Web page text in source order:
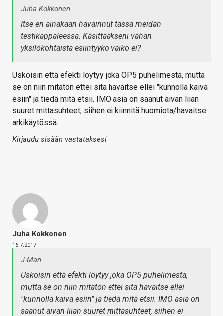
Juha Kokkonen
Itse en ainakaan havainnut tässä meidän
testikappaleessa. Käsittääkseni vähän
yksilökohtaista esiintyykö vaiko ei?
Uskoisin että efekti löytyy joka OP5 puhelimesta, mutta
se on niin mitätön ettei sitä havaitse ellei "kunnolla kaiva
esiin" ja tiedä mitä etsii. IMO asia on saanut aivan liian
suuret mittasuhteet, siihen ei kiinnitä huomiota/havaitse
arkikäytössä.
Kirjaudu sisään vastataksesi
Juha Kokkonen
16.7.2017
J-Man
Uskoisin että efekti löytyy joka OP5 puhelimesta,
mutta se on niin mitätön ettei sitä havaitse ellei
"kunnolla kaiva esiin" ja tiedä mitä etsii. IMO asia on
saanut aivan liian suuret mittasuhteet, siihen ei